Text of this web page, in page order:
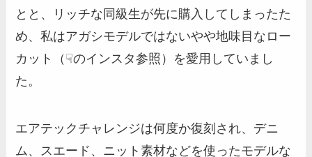
とと、リッチな同級生が先に購入してしまったた
め、私はアガシモデルではないやや地味目なロー
カット（☟のインスタ参照）を愛用していまし
た。
エアテックチャレンジは何度か復刻され、デニ
ム、スエード、ニット素材などを使ったモデルな